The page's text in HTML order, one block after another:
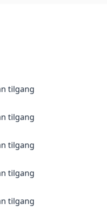
tilgang
tilgang
tilgang
tilgang
tilgang